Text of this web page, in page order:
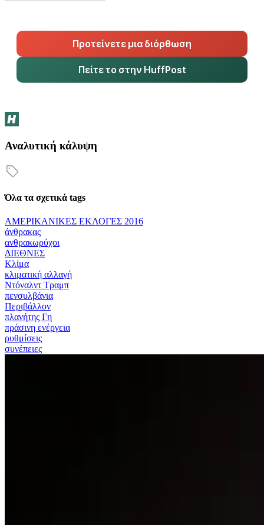
Προτείνετε μια διόρθωση
Πείτε το στην HuffPost
Αναλυτική κάλυψη
Όλα τα σχετικά tags
ΑΜΕΡΙΚΑΝΙΚΕΣ ΕΚΛΟΓΕΣ 2016
άνθρακας
ανθρακωρύχοι
ΔΙΕΘΝΕΣ
Κλίμα
κλιματική αλλαγή
Ντόναλντ Τραμπ
πενσυλβάνια
Περιβάλλον
πλανήτης Γη
πράσινη ενέργεια
ρυθμίσεις
συνέπειες